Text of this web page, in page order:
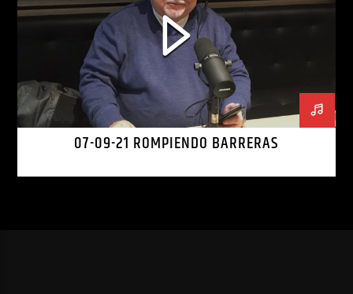
07-09-21 ROMPIENDO BARRERAS